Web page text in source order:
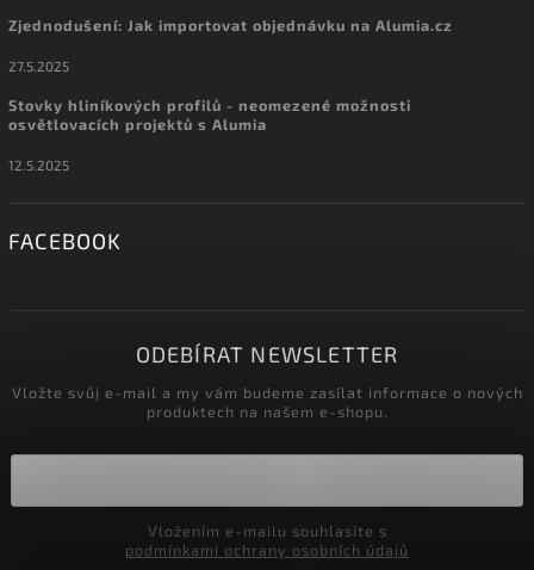
Zjednodušení: Jak importovat objednávku na Alumia.cz
27.5.2025
Stovky hliníkových profilů - neomezené možnosti
osvětlovacích projektů s Alumia
12.5.2025
FACEBOOK
ODEBÍRAT NEWSLETTER
Vložte svůj e-mail a my vám budeme zasílat informace o nových
produktech na našem e-shopu.
podmínkami ochrany osobních údajů